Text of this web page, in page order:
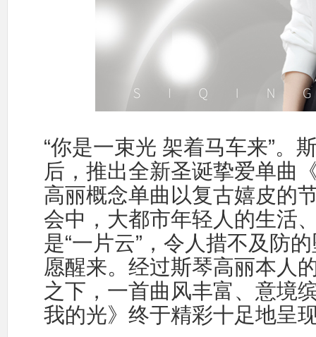
“你是一束光 架着马车来”。
后，推出全新圣诞挚爱单曲
高丽概念单曲以复古嬉皮的
会中，大都市年轻人的生活
是“一片云”，令人措不及防
愿醒来。经过斯琴高丽本人
之下，一首曲风丰富、意境
我的光》终于精彩十足地呈